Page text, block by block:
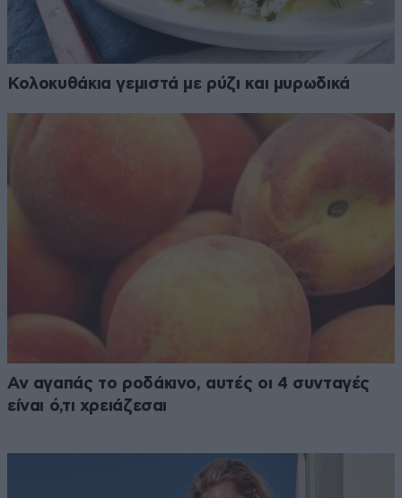
Κολοκυθάκια γεμιστά με ρύζι και μυρωδικά
Αν αγαπάς το ροδάκινο, αυτές οι 4 συνταγές
είναι ό,τι χρειάζεσαι